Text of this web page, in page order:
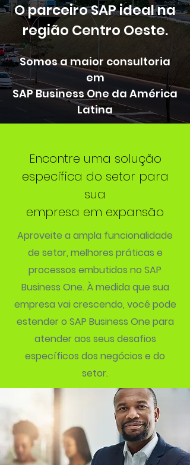
O parceiro SAP ideal na
região Centro Oeste.
Somos a maior consultoria
em
SAP Business One da América
Latina
Encontre uma solução
específica do setor para
sua
empresa em expansão
Aproveite a ampla funcionalidade
de setor, melhores práticas e
processos embutidos no SAP
Business One. À medida que sua
empresa vai crescendo, você pode
estender o SAP Business One para
atender aos seus desafios
específicos dos negócios e do
setor.